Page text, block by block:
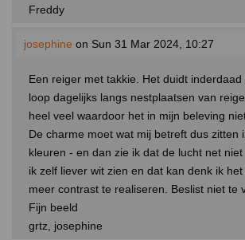
Freddy
josephine on Sun 31 Mar 2024, 10:27
Een reiger met takkie. Het duidt
loop dagelijks langs nestplaatsen van
heel veel waardoor het in mijn beleving
De charme moet wat mij betreft dus zitten
kleuren - en dan zie ik dat de lucht net
ik zelf liever wit zien en dat kan denk ik
meer contrast te realiseren. Beslist niet te
Fijn beeld
grtz, josephine